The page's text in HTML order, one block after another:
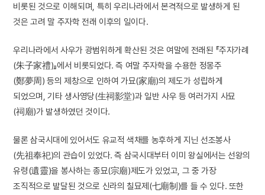
비롯된 것으로 이해되며, 특히 우리나라에서 본격적으로 발생하게 된
것은 고려 말 주자학 전래 이후의 일이다.
우리나라에서 사우가 광범위하게 확산된 것은 여말에 전래된 『주자가례
(朱子家禮)』에서 비롯되었다. 즉 여말 주자학을 수용한 정몽주
(鄭夢周) 등의 제창으로 인하여 가묘(家廟)의 제도가 성립하게
되었으며, 기타 생사영당(生祠影堂)과 일반 사우 등 여러가지 사묘
(祠廟)가 발생하였던 것이다.
물론 삼국시대에 있어서도 유교적 색채를 농후하게 지닌 선조봉사
(先祖奉祀)의 관습이 있었다. 즉 삼국시대부터 이미 왕실에서는 선왕의
유령(遺靈)을 봉사하는 종묘(宗廟)제도가 있었고, 그 중 가장
조직적으로 발달된 것으로 신라의 칠묘제(七廟制)를 들 수 있다. 또한